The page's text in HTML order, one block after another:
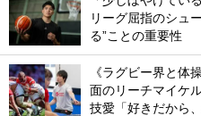
リーグ屈指のシュ
る”ことの重要性
《ラグビー界と体
面のリーチマイケ
技愛「好きだから